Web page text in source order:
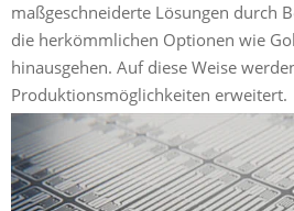
maßgeschneiderte Lösungen durch
die herkömmlichen Optionen wie
hinausgehen. Auf diese Weise
Produktionsmöglichkeiten erweitert.